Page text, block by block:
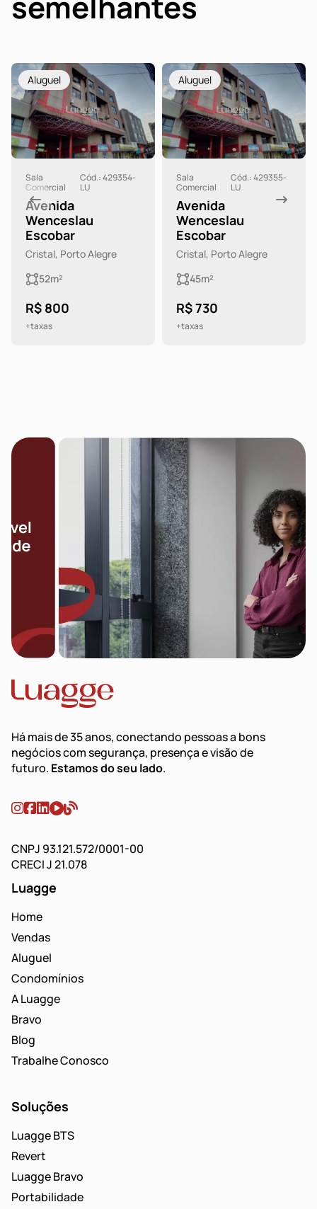
Aluguel
Sala
Comercial
Cód.: 429354-
LU
Avenida
Wenceslau
Escobar
Cristal, Porto Alegre
52m²
R$ 800
+taxas
Aluguel
Sala
Comercial
Cód.: 429355-
LU
Avenida
Wenceslau
Escobar
Cristal, Porto Alegre
45m²
R$ 730
+taxas
Há mais de 35 anos, conectando pessoas a bons
negócios com segurança, presença e visão de
futuro. Estamos do seu lado.
CNPJ 93.121.572/0001-00
CRECI J 21.078
Luagge
Home
Vendas
Aluguel
Condomínios
A Luagge
Bravo
Blog
Trabalhe Conosco
Soluções
Luagge BTS
Revert
Luagge Bravo
Portabilidade